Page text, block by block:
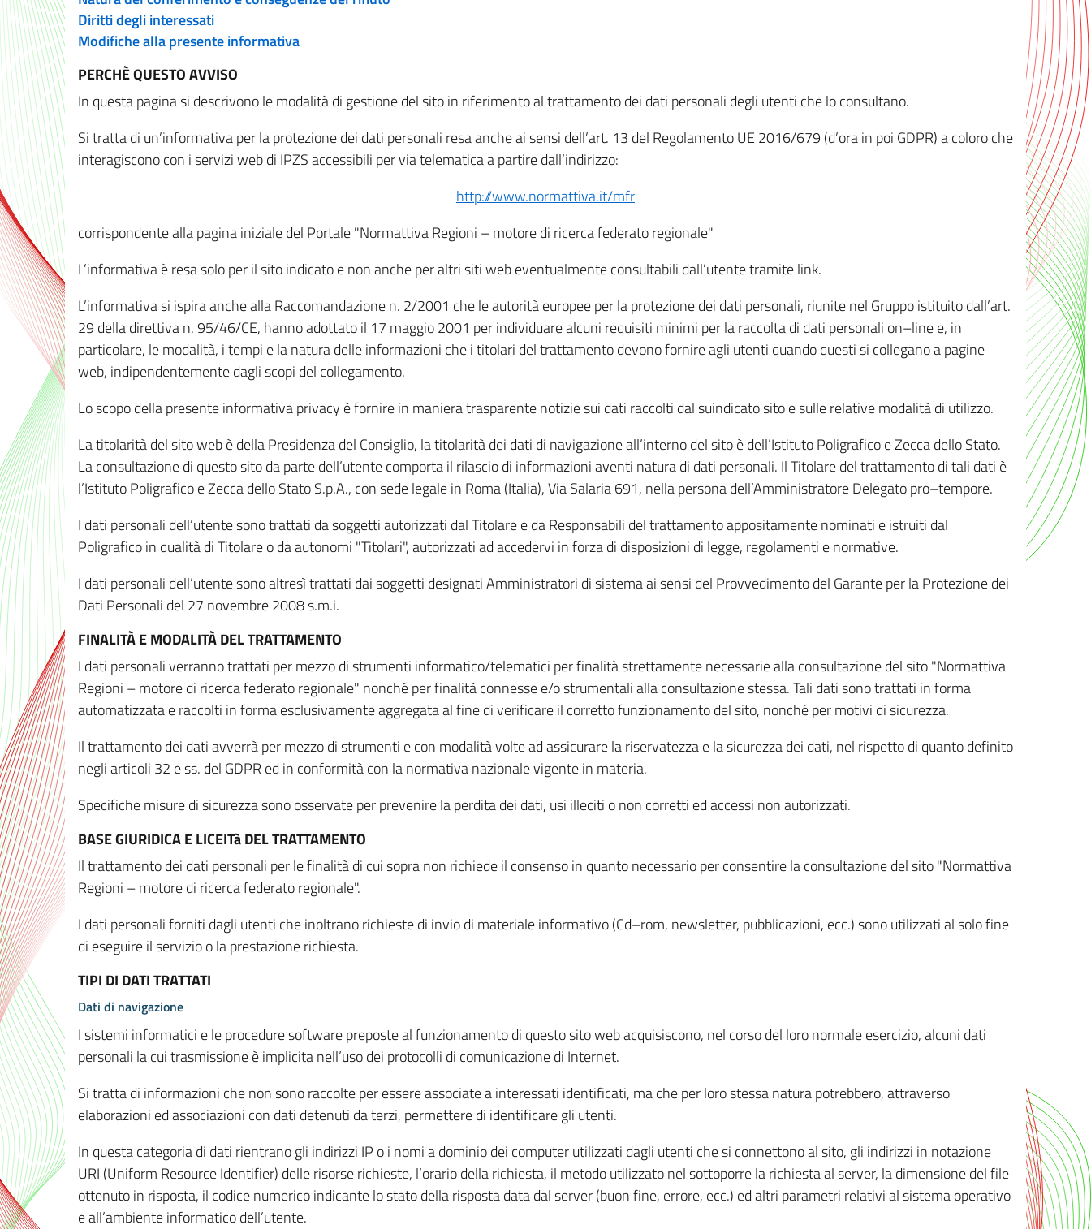
Diritti degli interessati
Modifiche alla presente informativa
PERCHÈ QUESTO AVVISO
In questa pagina si descrivono le modalità di gestione del sito in riferimento al trattamento dei dati personali degli utenti che lo consultano.
Si tratta di un’informativa per la protezione dei dati personali resa anche ai sensi dell’art. 13 del Regolamento UE 2016/679 (d’ora in poi GDPR) a coloro che
interagiscono con i servizi web di IPZS accessibili per via telematica a partire dall’indirizzo:
http://www.normattiva.it/mfr
corrispondente alla pagina iniziale del Portale "Normattiva Regioni – motore di ricerca federato regionale"
L’informativa è resa solo per il sito indicato e non anche per altri siti web eventualmente consultabili dall’utente tramite link.
L’informativa si ispira anche alla Raccomandazione n. 2/2001 che le autorità europee per la protezione dei dati personali, riunite nel Gruppo istituito dall’art.
29 della direttiva n. 95/46/CE, hanno adottato il 17 maggio 2001 per individuare alcuni requisiti minimi per la raccolta di dati personali on–line e, in
particolare, le modalità, i tempi e la natura delle informazioni che i titolari del trattamento devono fornire agli utenti quando questi si collegano a pagine
web, indipendentemente dagli scopi del collegamento.
Lo scopo della presente informativa privacy è fornire in maniera trasparente notizie sui dati raccolti dal suindicato sito e sulle relative modalità di utilizzo.
La titolarità del sito web è della Presidenza del Consiglio, la titolarità dei dati di navigazione all’interno del sito è dell’Istituto Poligrafico e Zecca dello Stato.
La consultazione di questo sito da parte dell’utente comporta il rilascio di informazioni aventi natura di dati personali. Il Titolare del trattamento di tali dati è
l’Istituto Poligrafico e Zecca dello Stato S.p.A., con sede legale in Roma (Italia), Via Salaria 691, nella persona dell’Amministratore Delegato pro–tempore.
I dati personali dell’utente sono trattati da soggetti autorizzati dal Titolare e da Responsabili del trattamento appositamente nominati e istruiti dal
Poligrafico in qualità di Titolare o da autonomi "Titolari", autorizzati ad accedervi in forza di disposizioni di legge, regolamenti e normative.
I dati personali dell’utente sono altresì trattati dai soggetti designati Amministratori di sistema ai sensi del Provvedimento del Garante per la Protezione dei
Dati Personali del 27 novembre 2008 s.m.i.
FINALITÀ E MODALITÀ DEL TRATTAMENTO
I dati personali verranno trattati per mezzo di strumenti informatico/telematici per finalità strettamente necessarie alla consultazione del sito "Normattiva
Regioni – motore di ricerca federato regionale" nonché per finalità connesse e/o strumentali alla consultazione stessa. Tali dati sono trattati in forma
automatizzata e raccolti in forma esclusivamente aggregata al fine di verificare il corretto funzionamento del sito, nonché per motivi di sicurezza.
Il trattamento dei dati avverrà per mezzo di strumenti e con modalità volte ad assicurare la riservatezza e la sicurezza dei dati, nel rispetto di quanto definito
negli articoli 32 e ss. del GDPR ed in conformità con la normativa nazionale vigente in materia.
Specifiche misure di sicurezza sono osservate per prevenire la perdita dei dati, usi illeciti o non corretti ed accessi non autorizzati.
BASE GIURIDICA E LICEITà DEL TRATTAMENTO
Il trattamento dei dati personali per le finalità di cui sopra non richiede il consenso in quanto necessario per consentire la consultazione del sito "Normattiva
Regioni – motore di ricerca federato regionale".
I dati personali forniti dagli utenti che inoltrano richieste di invio di materiale informativo (Cd–rom, newsletter, pubblicazioni, ecc.) sono utilizzati al solo fine
di eseguire il servizio o la prestazione richiesta.
TIPI DI DATI TRATTATI
Dati di navigazione
I sistemi informatici e le procedure software preposte al funzionamento di questo sito web acquisiscono, nel corso del loro normale esercizio, alcuni dati
personali la cui trasmissione è implicita nell’uso dei protocolli di comunicazione di Internet.
Si tratta di informazioni che non sono raccolte per essere associate a interessati identificati, ma che per loro stessa natura potrebbero, attraverso
elaborazioni ed associazioni con dati detenuti da terzi, permettere di identificare gli utenti.
In questa categoria di dati rientrano gli indirizzi IP o i nomi a dominio dei computer utilizzati dagli utenti che si connettono al sito, gli indirizzi in notazione
URI (Uniform Resource Identifier) delle risorse richieste, l’orario della richiesta, il metodo utilizzato nel sottoporre la richiesta al server, la dimensione del file
ottenuto in risposta, il codice numerico indicante lo stato della risposta data dal server (buon fine, errore, ecc.) ed altri parametri relativi al sistema operativo
e all’ambiente informatico dell’utente.